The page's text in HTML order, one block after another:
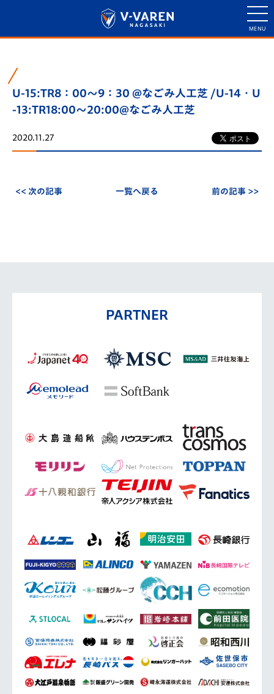
U-15:TR8：00～9：30 @なごみ人工芝 /U-14・U
-13:TR18:00～20:00@なごみ人工芝
2020.11.27
<< 次の記事 一覧へ戻る 前の記事 >>
PARTNER